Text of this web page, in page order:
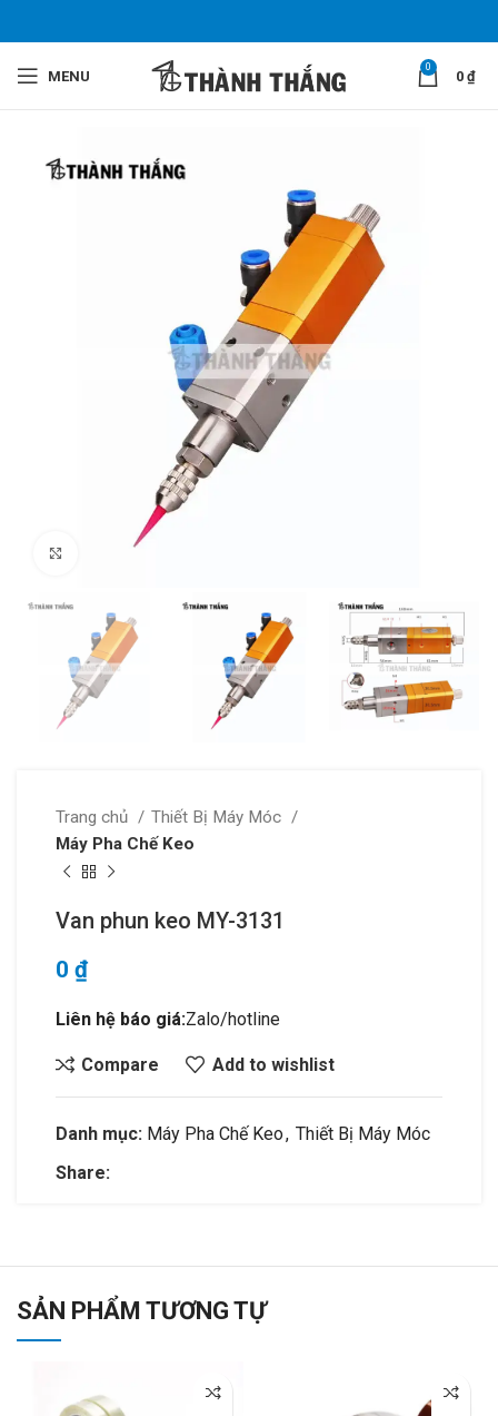
MENU
0
0 ₫
Click to enlarge
Trang chủ
Thiết Bị Máy Móc
Máy Pha Chế Keo
Van phun keo MY-3131
0 ₫
Liên hệ báo giá:Zalo/hotline
Compare Add to wishlist
Danh mục: Máy Pha Chế Keo, Thiết Bị Máy Móc
Share:
SẢN PHẨM TƯƠNG TỰ